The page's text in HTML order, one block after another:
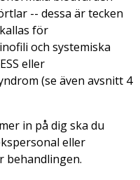
-- dessa är tecken
för
och systemiska
eller
(se även avsnitt 4
in på dig ska du
eller
behandlingen.